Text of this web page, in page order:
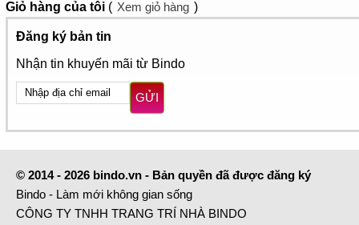
Giỏ hàng của tôi ( Xem giỏ hàng )
Đăng ký bản tin
Nhận tin khuyến mãi từ Bindo
GỬI
© 2014 - 2026 bindo.vn - Bản quyền đã được đăng ký
Bindo - Làm mới không gian sống
CÔNG TY TNHH TRANG TRÍ NHÀ BINDO